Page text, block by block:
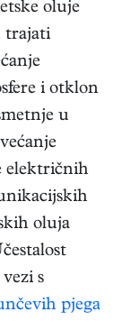
oluje
trajati
i otklon
u
električnih
oluja
s
pjega